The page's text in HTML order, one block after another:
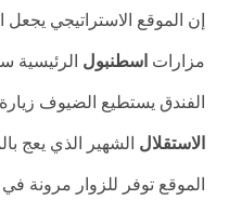
إن الموقع الاستراتيجي
مزارات اسطنبولالرئيسية
الفندق يستطيع الضيوف
الاستقلالالشهير الذي يعج
الموقع توفر للزوار مرونة